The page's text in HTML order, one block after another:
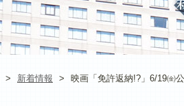
> 新着情報 > 映画「免許返納!?」6/19㈮